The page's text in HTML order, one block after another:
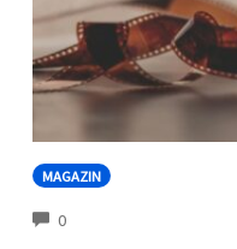
MAGAZIN
0COMMENTS